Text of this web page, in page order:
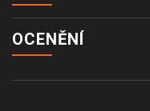
OCENĚNÍ